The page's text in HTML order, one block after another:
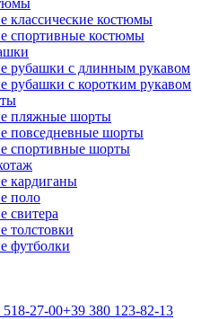
классические костюмы
спортивные костюмы
рубашки с длинным рукавом
рубашки с коротким рукавом
пляжные шорты
повседневные шорты
спортивные шорты
кардиганы
поло
свитера
толстовки
футболки
518-27-00+39 380 123-82-13